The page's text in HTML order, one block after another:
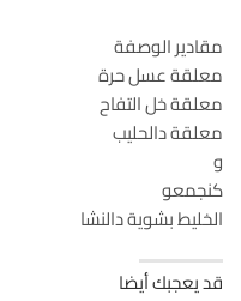
مقادير الوصفة
معلقة عسل حرة
معلقة خل التفاح
معلقة دالحليب
و
كنجمعو
الخليط بشوية دالنشا
قد يعجبك أيضا